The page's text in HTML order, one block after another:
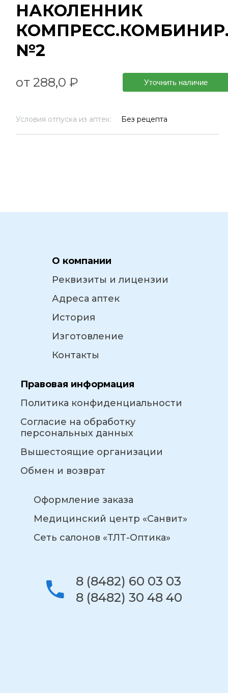
НАКОЛЕННИК
№2
от 288,0 ₽ Уточнить наличие
Условия отпуска из аптек: Без рецепта
О компании
Реквизиты и лицензии
Адреса аптек
История
Изготовление
Контакты
Правовая информация
Политика конфиденциальности
Согласие на обработку
персональных данных
Вышестоящие организации
Обмен и возврат
Оформление заказа
Медицинский центр «Санвит»
Сеть салонов «ТЛТ-Оптика»
8 (8482) 60 03 03
8 (8482) 30 48 40